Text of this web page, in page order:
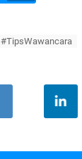
#TipsWawancara